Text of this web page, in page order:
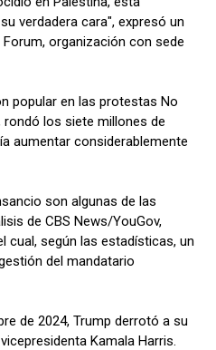
verdadera cara", expresó un
organización con sede
popular en las protestas No
los siete millones de
aumentar considerablemente
son algunas de las
de CBS News/YouGov,
cual, según las estadísticas, un
del mandatario
de 2024, Trump derrotó a su
Kamala Harris.